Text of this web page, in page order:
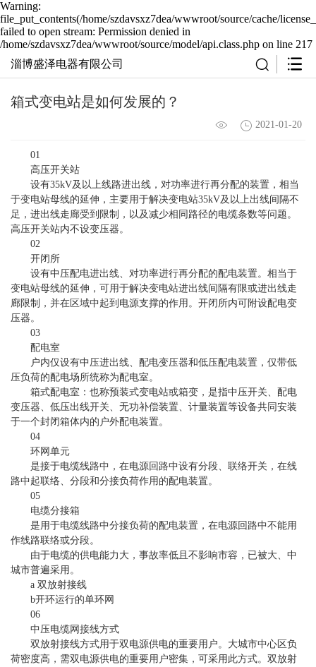
Warning:
file_put_contents(/home/szdavsxz7dea/wwwroot/source/cache/
failed to open stream: Permission denied in
/home/szdavsxz7dea/wwwroot/source/model/api.class.php on line 217
淄博盛泽电器有限公司
箱式变电站是如何发展的？
2021-01-20
01
高压开关站
设有35kV及以上线路进出线，对功率进行再分配的装置，相当
于变电站母线的延伸，主要用于解决变电站35kV及以上出线间隔不
足，进出线走廊受到限制，以及减少相同路径的电缆条数等问题。
高压开关站内不设变压器。
02
开闭所
设有中压配电进出线、对功率进行再分配的配电装置。相当于
变电站母线的延伸，可用于解决变电站进出线间隔有限或进出线走
廊限制，并在区域中起到电源支撑的作用。开闭所内可附设配电变
压器。
03
配电室
户内仅设有中压进出线、配电变压器和低压配电装置，仅带低
压负荷的配电场所统称为配电室。
箱式配电室：也称预装式变电站或箱变，是指中压开关、配电
变压器、低压出线开关、无功补偿装置、计量装置等设备共同安装
于一个封闭箱体内的户外配电装置。
04
环网单元
是接于电缆线路中，在电源回路中设有分段、联络开关，在线
路中起联络、分段和分接负荷作用的配电装置。
05
电缆分接箱
是用于电缆线路中分接负荷的配电装置，在电源回路中不能用
作线路联络或分段。
由于电缆的供电能力大，事故率低且不影响市容，已被大、中
城市普遍采用。
a 双放射接线
b开环运行的单环网
06
中压电缆网接线方式
双放射接线方式用于双电源供电的重要用户。大城市中心区负
荷密度高，需双电源供电的重要用户密集，可采用此方式。双放射